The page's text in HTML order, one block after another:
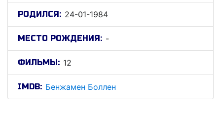
РОДИЛСЯ: 24-01-1984
МЕСТО РОЖДЕНИЯ: -
ФИЛЬМЫ: 12
IMDB: Бенжамен Боллен